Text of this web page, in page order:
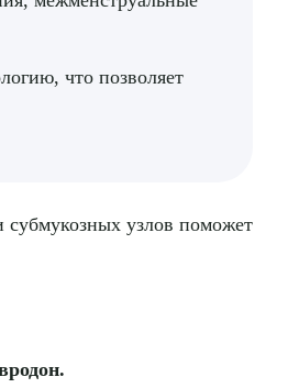
что позволяет
субмукозных узлов поможет